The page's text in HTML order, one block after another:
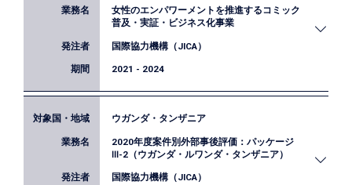
して実施する「キャリアシートを活用したキャリア
形成支援」に関する調査業務です。既存ロジックモ
デルの検証・改善、指標設定・データ収集に関する
改善、アンケート調査及びヒアリング結果に基づく
女性のエンパワーメントを推進するコミック
普及・実証・ビジネス化事業
国際協力機構（JICA）
2021 - 2024
JICAによる民間連携事業としてインドで実施されて
いる、コミックを通じたジェンダー格差や女性に対
する社会的・経済的不平等を生み出す社会意識・価
値観の変革を目指す事業です。弊社は、この事業の
ウガンダ・タンザニア
2020年度案件別外部事後評価：パッケージ
Ⅲ-2（ウガンダ・ルワンダ・タンザニア）
国際協力機構（JICA）